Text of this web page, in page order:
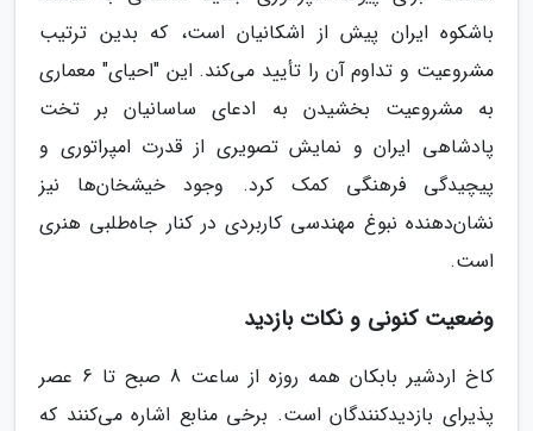
باشکوه ایران پیش از اشکانیان است، که بدین ترتیب
مشروعیت و تداوم آن را تأیید می‌کند. این "احیای" معماری
به مشروعیت بخشیدن به ادعای ساسانیان بر تخت
پادشاهی ایران و نمایش تصویری از قدرت امپراتوری و
پیچیدگی فرهنگی کمک کرد. وجود خیشخان‌ها نیز
نشان‌دهنده نبوغ مهندسی کاربردی در کنار جاه‌طلبی هنری
است.
وضعیت کنونی و نکات بازدید
کاخ اردشیر بابکان همه روزه از ساعت 8 صبح تا 6 عصر
پذیرای بازدیدکنندگان است. برخی منابع اشاره می‌کنند که